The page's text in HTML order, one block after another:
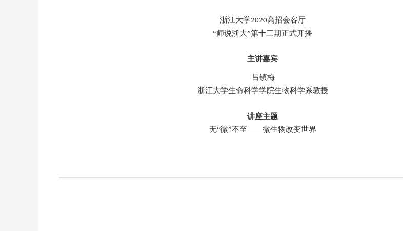
浙江大学2020高招会客厅
“师说浙大”第十三期正式开播
主讲嘉宾
吕镇梅
浙江大学生命科学学院生物科学系教授
讲座主题
无“微”不至——微生物改变世界